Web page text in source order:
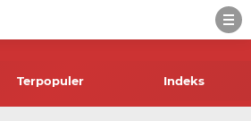
Terpopuler Indeks